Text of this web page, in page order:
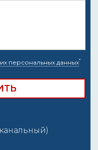
персональных данных*